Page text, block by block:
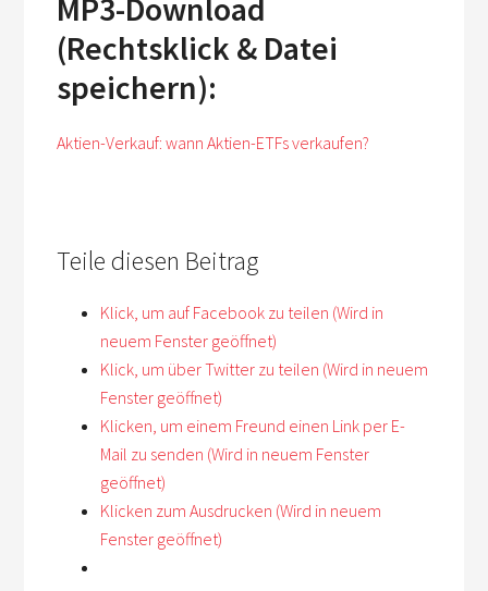
MP3-Download
(Rechtsklick & Datei
speichern):
Aktien-Verkauf: wann Aktien-ETFs verkaufen?
Teile diesen Beitrag
Klick, um auf Facebook zu teilen (Wird in
neuem Fenster geöffnet)
Klick, um über Twitter zu teilen (Wird in neuem
Fenster geöffnet)
Klicken, um einem Freund einen Link per E-
Mail zu senden (Wird in neuem Fenster
geöffnet)
Klicken zum Ausdrucken (Wird in neuem
Fenster geöffnet)